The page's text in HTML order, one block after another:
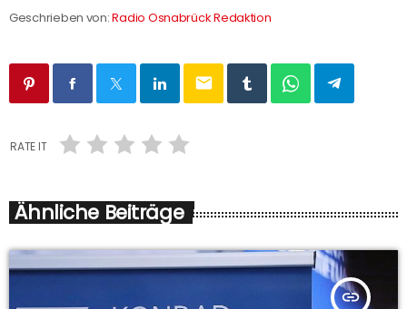
Geschrieben von:Radio Osnabrück Redaktion
email
RATE IT
Ähnliche Beiträge
insert_link